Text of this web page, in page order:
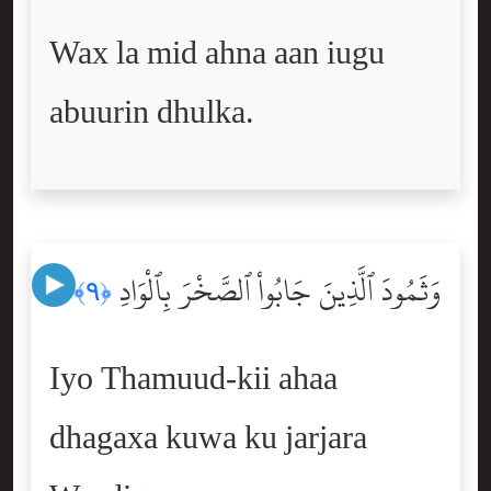
Wax la mid ahna aan iugu
abuurin dhulka.
وَثَمُودَ ٱلَّذِينَ جَابُواْ ٱلصَّخْرَ بِٱلْوَادِ ﴿٩﴾
Iyo Thamuud-kii ahaa
dhagaxa kuwa ku jarjara